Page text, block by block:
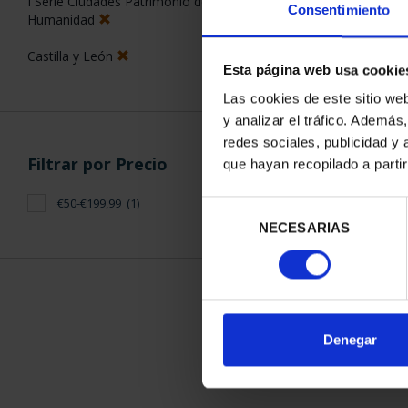
Consentimiento
Esta página web usa
Las cookies de este sitio
y analizar el tráfico.
redes sociales, publicidad y
que hayan recopilado a
consentimiento
NECESARIAS
Denegar
Humanidad
Castilla y León
Filtrar por Precio
€50-€199,99 (1)
CIUDADES
ORDENAR POR: